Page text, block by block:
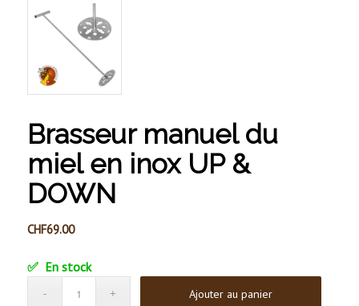
Brasseur manuel du
miel en inox UP &
DOWN
CHF69.00
En stock
Ajouter au panier